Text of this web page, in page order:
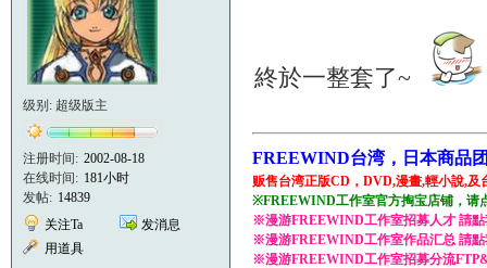
级别: 超级版主
注册时间: 2002-08-18
在线时间: 181小时
发帖: 14839
关注Ta
发消息
用道具
終於一整套了~
FREEWIND台湾，日本商品
贩售台湾正版CD，DVD,漫畫,輕小說,
※FREEWIND工作室官方掏宝店铺，请
※漫游FREEWIND工作室招募人才 請
※漫游FREEWIND工作室作品汇总 請
※漫游FREEWIND工作室招募分流